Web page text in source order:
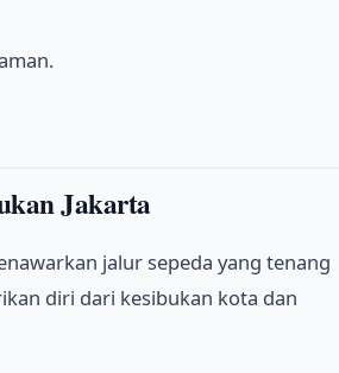
Jakarta
jalur sepeda yang tenang
diri dari kesibukan kota dan